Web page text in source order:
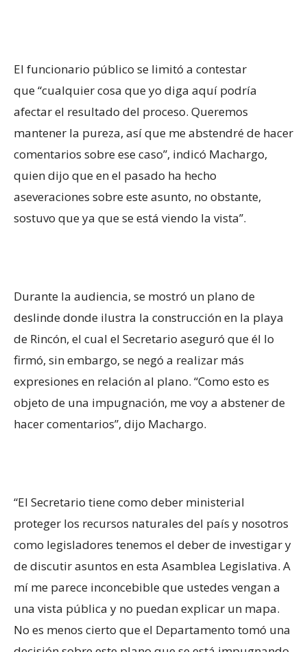
El funcionario público se limitó a contestar
que “cualquier cosa que yo diga aquí podría
afectar el resultado del proceso. Queremos
mantener la pureza, así que me abstendré de hacer
comentarios sobre ese caso”, indicó Machargo,
quien dijo que en el pasado ha hecho
aseveraciones sobre este asunto, no obstante,
sostuvo que ya que se está viendo la vista’’.
Durante la audiencia, se mostró un plano de
deslinde donde ilustra la construcción en la playa
de Rincón, el cual el Secretario aseguró que él lo
firmó, sin embargo, se negó a realizar más
expresiones en relación al plano. “Como esto es
objeto de una impugnación, me voy a abstener de
hacer comentarios”, dijo Machargo.
“El Secretario tiene como deber ministerial
proteger los recursos naturales del país y nosotros
como legisladores tenemos el deber de investigar y
de discutir asuntos en esta Asamblea Legislativa. A
mí me parece inconcebible que ustedes vengan a
una vista pública y no puedan explicar un mapa.
No es menos cierto que el Departamento tomó una